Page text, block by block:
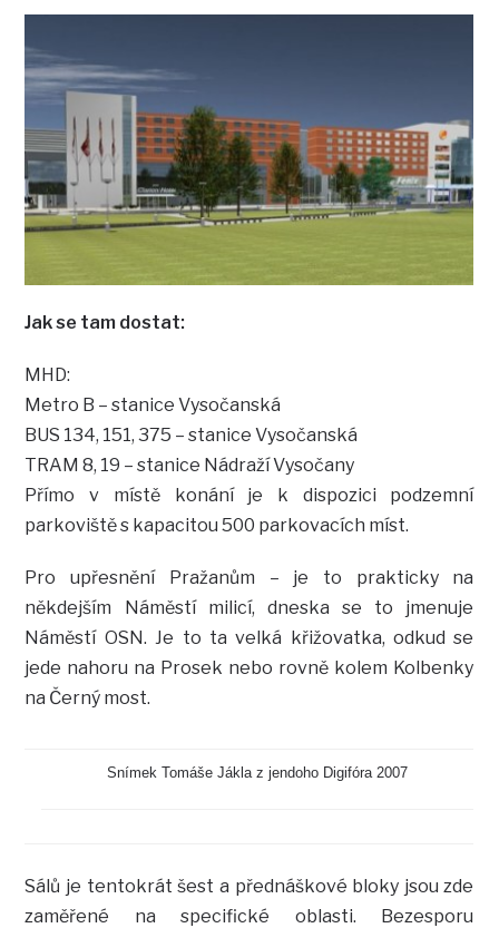
Jak se tam dostat:
MHD:
Metro B – stanice Vysočanská
BUS 134, 151, 375 – stanice Vysočanská
TRAM 8, 19 – stanice Nádraží Vysočany
Přímo v místě konání je k dispozici podzemní
parkoviště s kapacitou 500 parkovacích míst.
Pro upřesnění Pražanům – je to prakticky na
někdejším Náměstí milicí, dneska se to jmenuje
Náměstí OSN. Je to ta velká křižovatka, odkud se
jede nahoru na Prosek nebo rovně kolem Kolbenky
na Černý most.
Snímek Tomáše Jákla z jendoho Digifóra 2007
Sálů je tentokrát šest a přednáškové bloky jsou zde
zaměřené na specifické oblasti. Bezesporu